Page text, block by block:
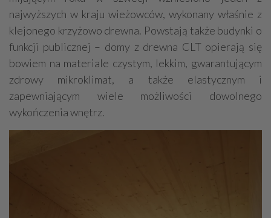
najwyższych w kraju wieżowców, wykonany właśnie z
klejonego krzyżowo drewna. Powstają także budynki o
funkcji publicznej – domy z drewna CLT opierają się
bowiem na materiale czystym, lekkim, gwarantującym
zdrowy mikroklimat, a także elastycznym i
zapewniającym wiele możliwości dowolnego
wykończenia wnętrz.